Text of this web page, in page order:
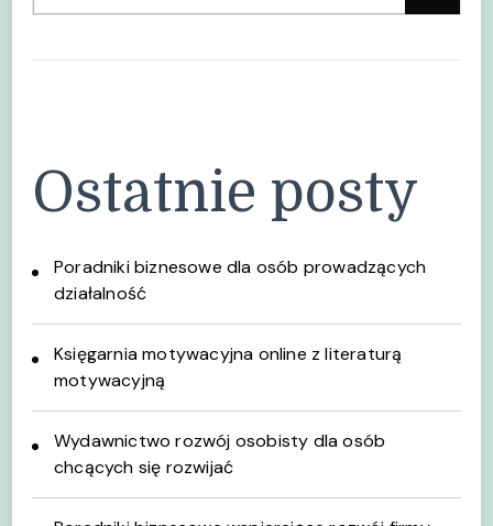
Ostatnie posty
Poradniki biznesowe dla osób prowadzących
działalność
Księgarnia motywacyjna online z literaturą
motywacyjną
Wydawnictwo rozwój osobisty dla osób
chcących się rozwijać